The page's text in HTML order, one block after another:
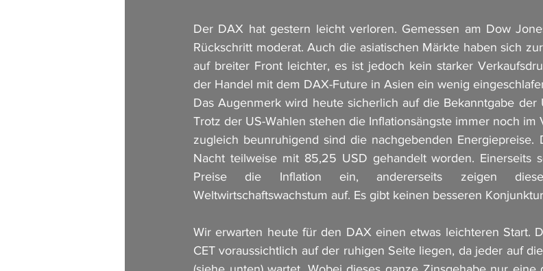
Der DAX hat gestern leicht verloren. Gemessen am Dow
Rückschritt moderat. Auch die asiatischen Märkte haben sich
auf breiter Front leichter, es ist jedoch kein starker
der Handel mit dem DAX-Future in Asien ein wenig
Das Augenmerk wird heute sicherlich auf die Bekanntgabe der
Trotz der US-Wahlen stehen die Inflationsängste immer noch
zugleich beunruhigend sind die nachgebenden Energiepreise.
Nacht teilweise mit 85,25 USD gehandelt worden. Einerseits
Preise die Inflation ein, andererseits zeigen
Weltwirtschaftswachstum auf. Es gibt keinen besseren
Wir erwarten heute für den DAX einen etwas leichteren Start.
CET voraussichtlich auf der ruhigen Seite liegen, da jeder auf